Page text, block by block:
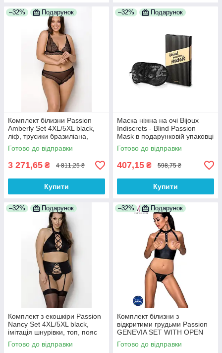
–32% Подарунок
Комплект білизни Passion
Amberly Set 4XL/5XL black,
ліф, трусики бразиліана,
люрексова нитка
Готово до відправки
3 271,65 ₴ 4 811,25 ₴
Купити
–32% Подарунок
Маска ніжна на очі Bijoux
Indiscrets - Blind Passion
Mask в подарунковій упаковці
100% Анонімності
Готово до відправки
407,15 ₴ 598,75 ₴
Купити
–32% Подарунок
Комплект з екошкіри Passion
Nancy Set 4XL/5XL black,
імітація шнурівки, топ, пояс
для панчіх
Готово до відправки
–32% Подарунок
Комплект білизни з
відкритими грудьми Passion
GENEVIA SET WITH OPEN
BRA XXL/XXXL black, корсет,
стрі
Готово до відправки